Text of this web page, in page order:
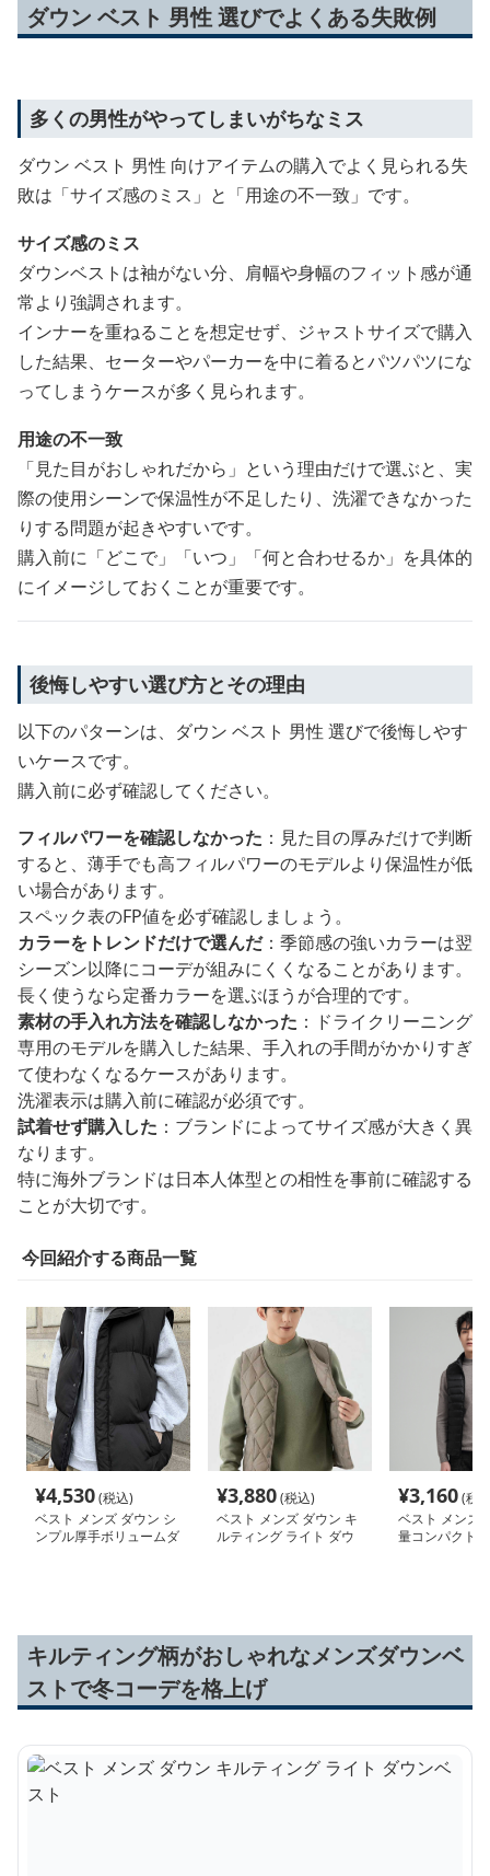
ダウン ベスト 男性 選びでよくある失敗例
多くの男性がやってしまいがちなミス
ダウン ベスト 男性 向けアイテムの購入でよく見られる失
敗は「サイズ感のミス」と「用途の不一致」です。
サイズ感のミス
ダウンベストは袖がない分、肩幅や身幅のフィット感が通
常より強調されます。
インナーを重ねることを想定せず、ジャストサイズで購入
した結果、セーターやパーカーを中に着るとパツパツにな
ってしまうケースが多く見られます。
用途の不一致
「見た目がおしゃれだから」という理由だけで選ぶと、実
際の使用シーンで保温性が不足したり、洗濯できなかった
りする問題が起きやすいです。
購入前に「どこで」「いつ」「何と合わせるか」を具体的
にイメージしておくことが重要です。
後悔しやすい選び方とその理由
以下のパターンは、ダウン ベスト 男性 選びで後悔しやす
いケースです。
購入前に必ず確認してください。
フィルパワーを確認しなかった ：見た目の厚みだけで判断
すると、薄手でも高フィルパワーのモデルより保温性が低
い場合があります。
スペック表のFP値を必ず確認しましょう。
カラーをトレンドだけで選んだ：季節感の強いカラーは翌
シーズン以降にコーデが組みにくくなることがあります。
長く使うなら定番カラーを選ぶほうが合理的です。
素材の手入れ方法を確認しなかった ：ドライクリーニング
専用のモデルを購入した結果、手入れの手間がかかりすぎ
て使わなくなるケースがあります。
洗濯表示は購入前に確認が必須です。
試着せず購入した ：ブランドによってサイズ感が大きく異
なります。
特に海外ブランドは日本人体型との相性を事前に確認する
ことが大切です。
今回紹介する商品一覧
¥4,530(税込)
ベスト メンズ ダウン シ
ンプル厚手ボリュームダ
¥3,880(税込)
ベスト メンズ ダウン キ
ルティング ライト ダウ
¥3,160(税
ベスト メンズ
量コンパクト
キルティング柄がおしゃれなメンズダウンベ
ストで冬コーデを格上げ